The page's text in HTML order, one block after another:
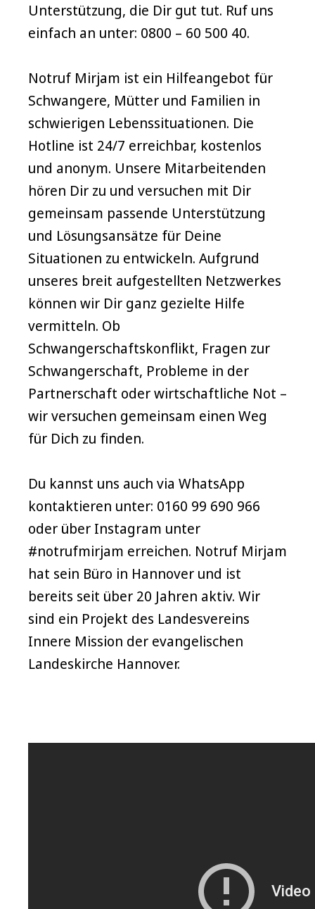
Unterstützung, die Dir gut tut. Ruf uns
einfach an unter: 0800 – 60 500 40.
Notruf Mirjam ist ein Hilfeangebot für
Schwangere, Mütter und Familien in
schwierigen Lebenssituationen. Die
Hotline ist 24/7 erreichbar, kostenlos
und anonym. Unsere Mitarbeitenden
hören Dir zu und versuchen mit Dir
gemeinsam passende Unterstützung
und Lösungsansätze für Deine
Situationen zu entwickeln. Aufgrund
unseres breit aufgestellten Netzwerkes
können wir Dir ganz gezielte Hilfe
vermitteln. Ob
Schwangerschaftskonflikt, Fragen zur
Schwangerschaft, Probleme in der
Partnerschaft oder wirtschaftliche Not –
wir versuchen gemeinsam einen Weg
für Dich zu finden.
Du kannst uns auch via WhatsApp
kontaktieren unter: 0160 99 690 966
oder über Instagram unter
#notrufmirjam erreichen. Notruf Mirjam
hat sein Büro in Hannover und ist
bereits seit über 20 Jahren aktiv. Wir
sind ein Projekt des Landesvereins
Innere Mission der evangelischen
Landeskirche Hannover.